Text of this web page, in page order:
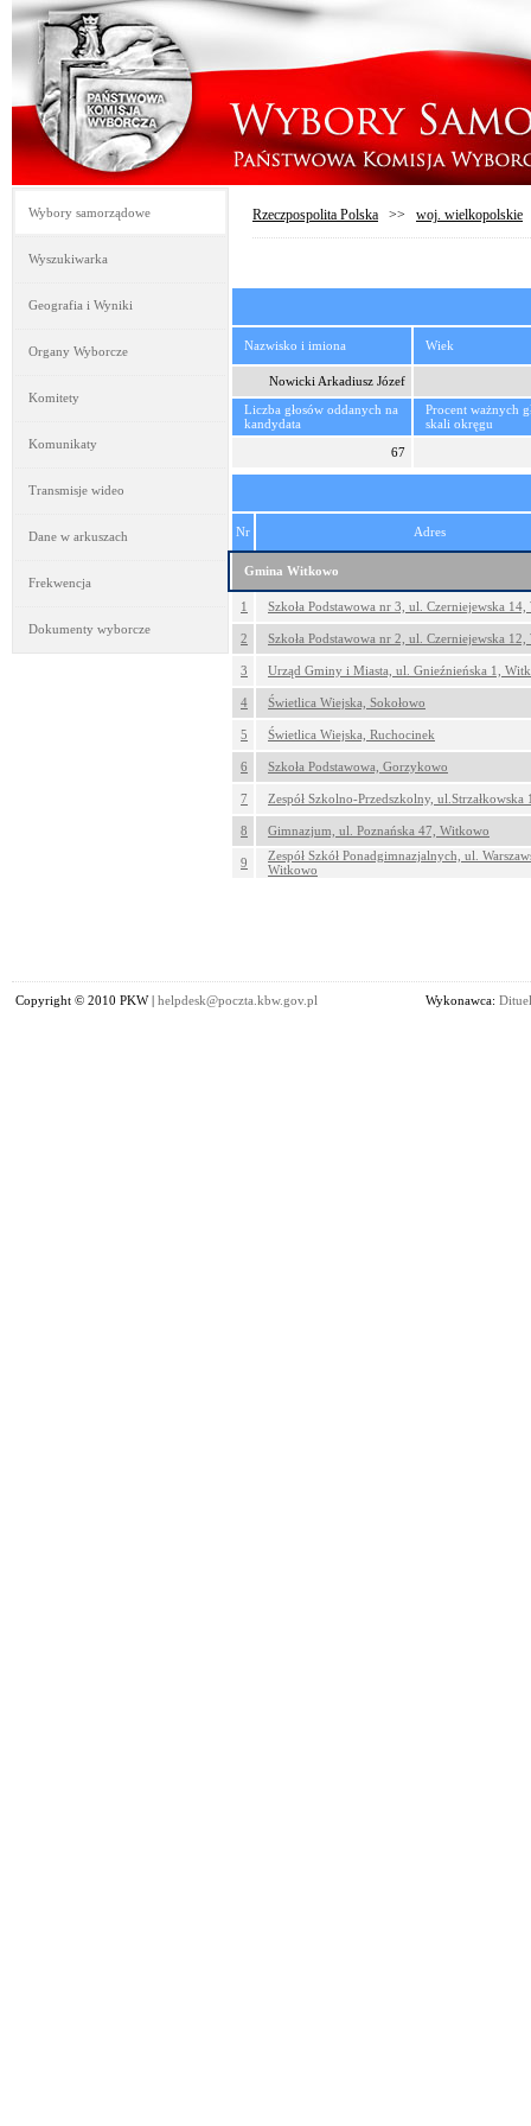
Wybory samorządowe
Wyszukiwarka
Geografia i Wyniki
Organy Wyborcze
Komitety
Komunikaty
Transmisje wideo
Dane w arkuszach
Frekwencja
Dokumenty wyborcze
Rzeczpospolita Polska >> woj. wielkopolskie
Nazwisko i imiona Wiek
Nowicki Arkadiusz Józef
Liczba głosów oddanych na
kandydata
Procent ważnych
skali okręgu
67
Nr Adres
Gmina Witkowo
1 Szkoła Podstawowa nr 3, ul. Czerniejewska
2 Szkoła Podstawowa nr 2, ul. Czerniejewska
3 Urząd Gminy i Miasta, ul. Gnieźnieńska 1,
4 Świetlica Wiejska, Sokołowo
5 Świetlica Wiejska, Ruchocinek
6 Szkoła Podstawowa, Gorzykowo
7 Zespół Szkolno-Przedszkolny,
8 Gimnazjum, ul. Poznańska 47, Witkowo
9
Zespół Szkół Ponadgimnazjalnych, ul.
Witkowo
Copyright © 2010 PKW | helpdesk@poczta.kbw.gov.pl Wykonawca: